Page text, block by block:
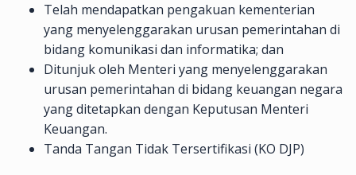
Telah mendapatkan pengakuan kementerian
yang menyelenggarakan urusan pemerintahan di
bidang komunikasi dan informatika; dan
Ditunjuk oleh Menteri yang menyelenggarakan
urusan pemerintahan di bidang keuangan negara
yang ditetapkan dengan Keputusan Menteri
Keuangan.
Tanda Tangan Tidak Tersertifikasi (KO DJP)